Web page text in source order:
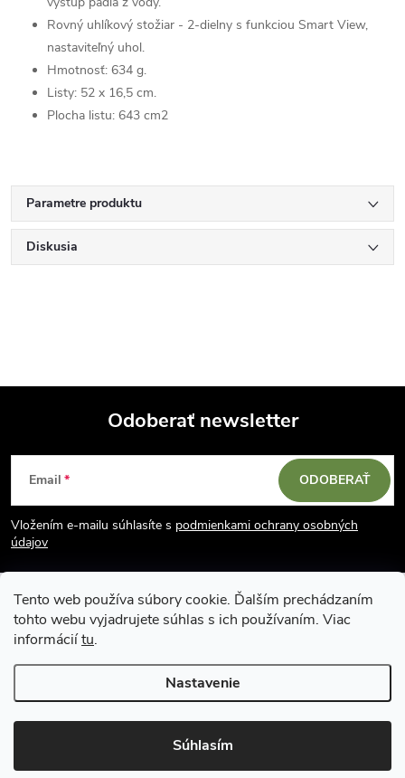
Tento web používa súbory cookie. Ďalším prechádzaním
tohto webu vyjadrujete súhlas s ich používaním. Viac
informáciítu.
Nastavenie
Súhlasím
Rovný uhlíkový stožiar - 2-dielny s funkciou Smart View,
nastaviteľný uhol.
Hmotnosť: 634 g.
Listy: 52 x 16,5 cm.
Plocha listu: 643 cm2
Parametre produktu
Diskusia
Z
á
p
ä
e
Odoberať newsletter
Email
Vložením e-mailu súhlasíte s podmienkami ochrany osobných
údajov
ODOBERAŤ
Copyright 2026Vodácky obchod SUN sport. Všetky práva vyhradené.
Upraviť nastavenie cookies